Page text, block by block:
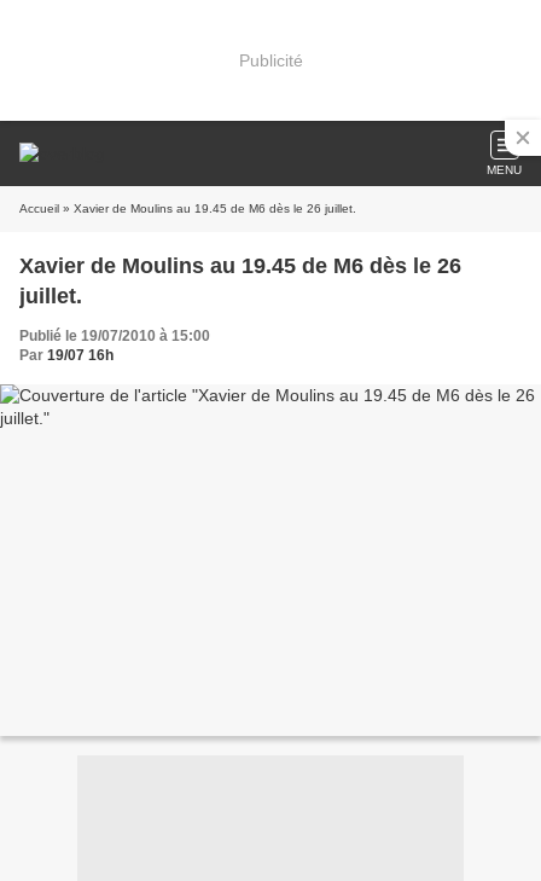
Publicité
MENU
Accueil » Xavier de Moulins au 19.45 de M6 dès le 26 juillet.
Xavier de Moulins au 19.45 de M6 dès le 26
juillet.
Publié le 19/07/2010 à 15:00
Par 19/07 16h